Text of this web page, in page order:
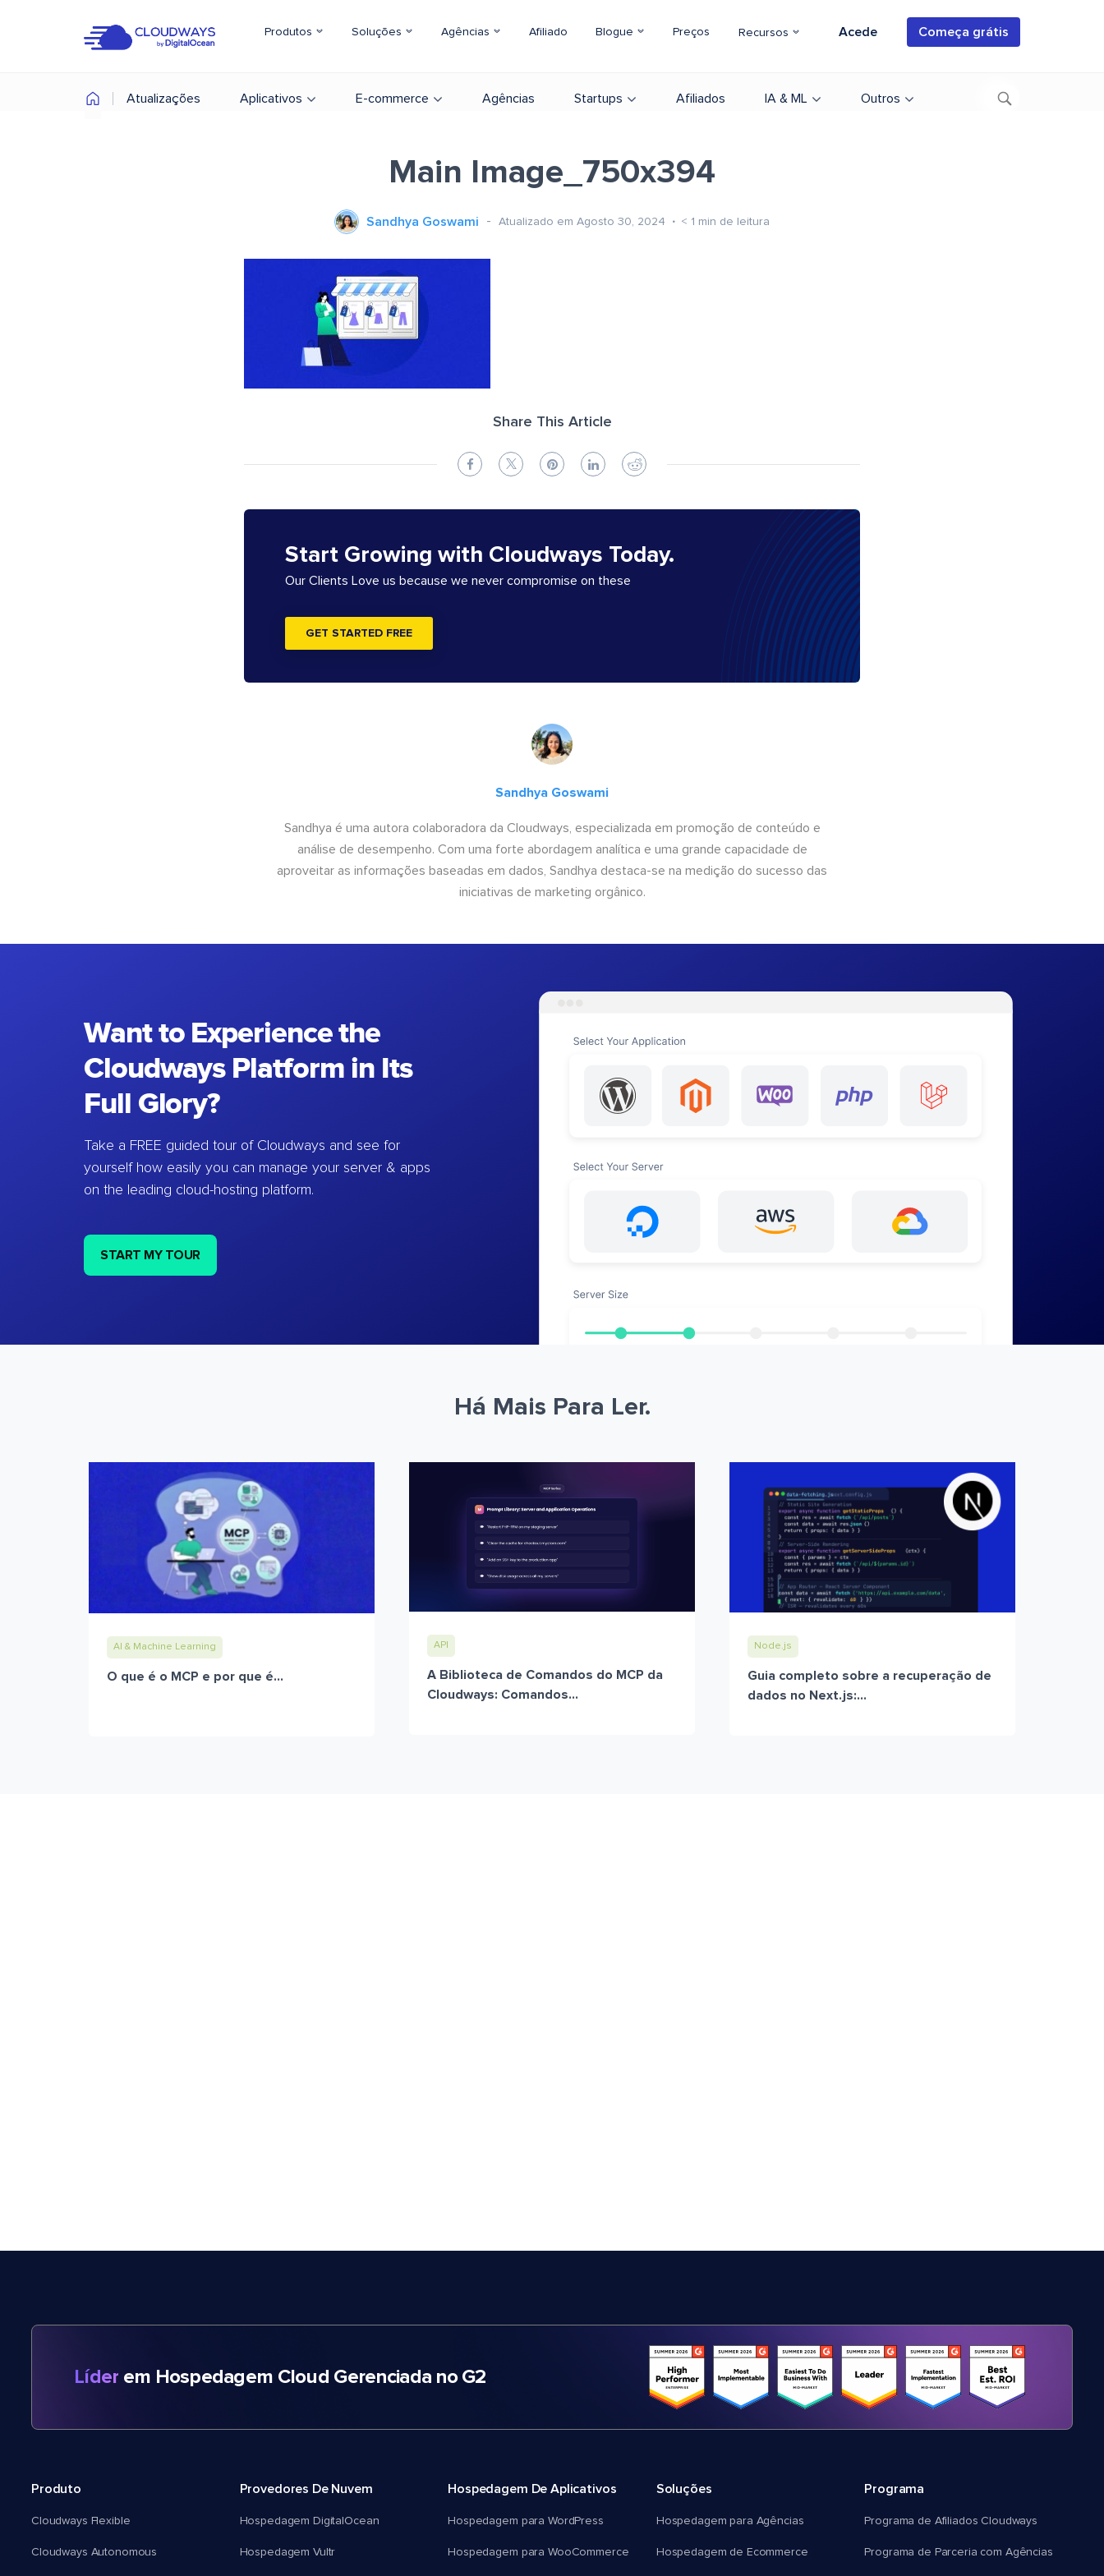
Produtos Soluções Agências Afiliado Blogue Preços Recursos Acede Começa grátis
Atualizações Aplicativos E-commerce Agências Startups Afiliados IA & ML Outros
Main Image_750x394
Sandhya Goswami Atualizado em Agosto 30, 2024 < 1 min de leitura
Share This Article
Start Growing with Cloudways Today.
Our Clients Love us because we never compromise on these
GET STARTED FREE
Sandhya Goswami
Sandhya é uma autora colaboradora da Cloudways, especializada em promoção de conteúdo e
análise de desempenho. Com uma forte abordagem analítica e uma grande capacidade de
aproveitar as informações baseadas em dados, Sandhya destaca-se na medição do sucesso das
iniciativas de marketing orgânico.
Want to Experience the
Cloudways Platform in Its
Full Glory?
Take a FREE guided tour of Cloudways and see for
yourself how easily you can manage your server & apps
on the leading cloud-hosting platform.
START MY TOUR
Há Mais Para Ler.
AI & Machine Learning
O que é o MCP e por que é...
API
A Biblioteca de Comandos do MCP da
Cloudways: Comandos...
Node.js
Guia completo sobre a recuperação de
dados no Next.js:...
Líder em Hospedagem Cloud Gerenciada no G2
Produto
Cloudways Flexible
Cloudways Autonomous
Provedores De Nuvem
Hospedagem DigitalOcean
Hospedagem Vultr
Hospedagem De Aplicativos
Hospedagem para WordPress
Hospedagem para WooCommerce
Soluções
Hospedagem para Agências
Hospedagem de Ecommerce
Programa
Programa de Afiliados Cloudways
Programa de Parceria com Agências